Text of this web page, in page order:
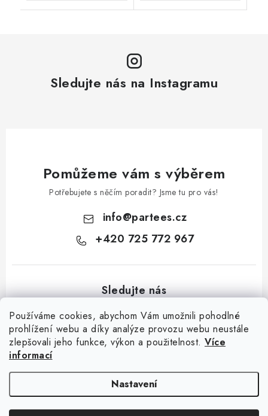
Používáme cookies, abychom Vám umožnili pohodlné
prohlížení webu a díky analýze provozu webu neustále
zlepšovali jeho funkce, výkon a použitelnost. Více
informací
Nastavení
Sledujte nás na Instagramu
Pomůžeme vám s výběrem
Potřebujete s něčím poradit? Jsme tu pro vás!
info@partees.cz
+420 725 772 967
Obchodní podmínky
Copyright 2026Partees.cz. Všechna práva vyhrazena.Upravit nastavení